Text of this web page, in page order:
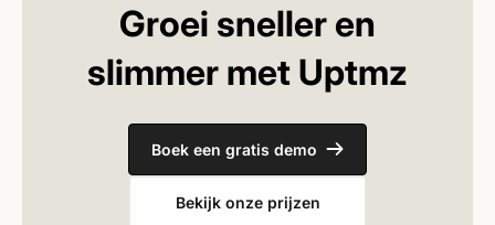
Groei sneller en
slimmer met Uptmz
Boek een gratis demo
Bekijk onze prijzen